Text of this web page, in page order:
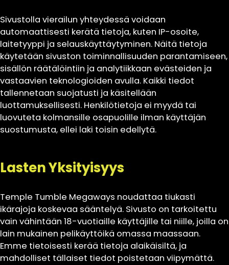
Sivustolla vierailun yhteydessä voidaan
automaattisesti kerätä tietoja, kuten IP-osoite,
laitetyyppi ja selauskäyttäytyminen. Näitä tietoja
käytetään sivuston toiminnallisuuden parantamiseen,
sisällön räätälöintiin ja analytiikkaan evästeiden ja
vastaavien teknologioiden avulla. Kaikki tiedot
tallennetaan suojatusti ja käsitellään
luottamuksellisesti. Henkilötietoja ei myydä tai
luovuteta kolmansille osapuolille ilman käyttäjän
suostumusta, ellei laki toisin edellytä.
Lasten Yksityisyys
Temple Tumble Megaways noudattaa tiukasti
ikärajoja koskevaa sääntelyä. Sivusto on tarkoitettu
vain vähintään 18-vuotiaille käyttäjille tai niille, joilla on
lain mukainen pelikäyttöikä omassa maassaan.
Emme tietoisesti kerää tietoja alaikäisiltä, ja
mahdolliset tällaiset tiedot poistetaan viipymättä.